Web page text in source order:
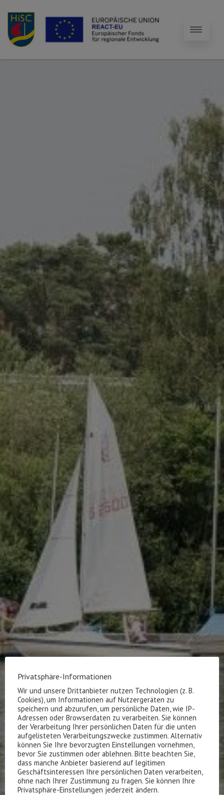
Privatsphäre-Informationen
Wir und unsere Drittanbieter nutzen Technologien (z. B.
Cookies), um Informationen auf Nutzergeräten zu
speichern und abzurufen, um persönliche Daten, wie IP-
Adressen oder Browserdaten zu verarbeiten. Sie können
der Verarbeitung Ihrer persönlichen Daten für die unten
aufgelisteten Verarbeitungszwecke zustimmen. Alternativ
können Sie Ihre bevorzugten Einstellungen vornehmen,
bevor Sie zustimmen oder ablehnen. Bitte beachten Sie,
dass manche Anbieter basierend auf legitimen
Geschäftsinteressen Ihre persönlichen Daten verarbeiten,
ohne nach Ihrer Zustimmung zu fragen. Sie können Ihre
Privatsphäre-Einstellungen jederzeit ändern.